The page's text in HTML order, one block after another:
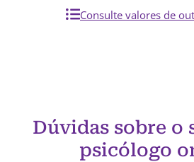
Consulte valores de
Dúvidas sobre o
psicólogo